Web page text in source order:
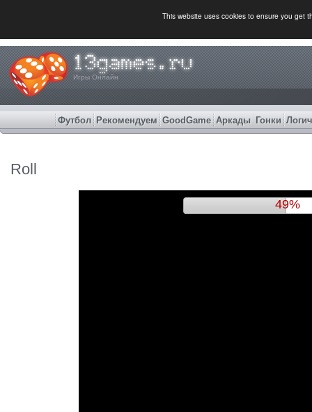
This website uses cookies to ensure you get
Игры Онлайн
Футбол Рекомендуем GoodGame Аркады Гонки
Roll
52%